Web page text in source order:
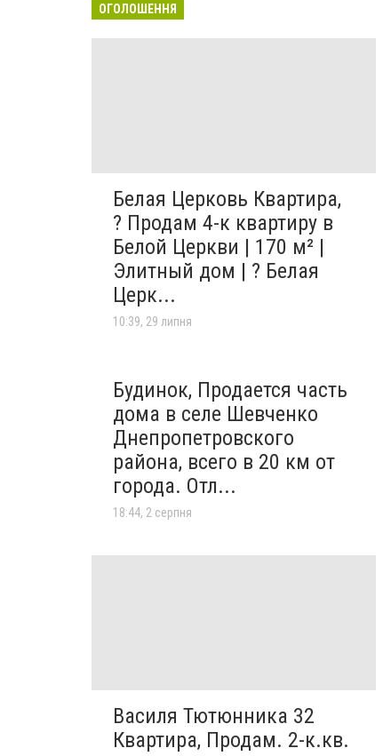
ОГОЛОШЕННЯ
Белая Церковь Квартира,
? Продам 4-к квартиру в
Белой Церкви | 170 м² |
Элитный дом | ? Белая
Церк...
10:39, 29 липня
Будинок, Продается часть
дома в селе Шевченко
Днепропетровского
района, всего в 20 км от
города. Отл...
18:44, 2 серпня
Василя Тютюнника 32
Квартира, Продам. 2-к.кв.